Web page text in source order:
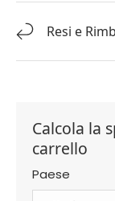
Resi e
Calcola la
carrello
Paese